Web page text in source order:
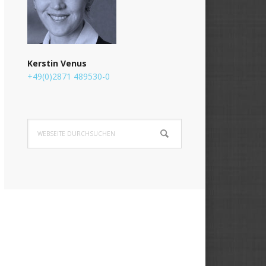
Kerstin Venus
+49(0)2871 489530-0
durchsuchen